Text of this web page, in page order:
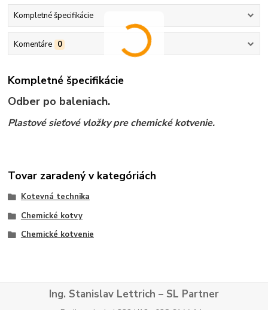
Kompletné špecifikácie
Komentáre 0
Kompletné špecifikácie
Odber po baleniach.
Plastové sieťové vložky pre chemické kotvenie.
Tovar zaradený v kategóriách
Kotevná technika
Chemické kotvy
Chemické kotvenie
Ing. Stanislav Lettrich – SL Partner